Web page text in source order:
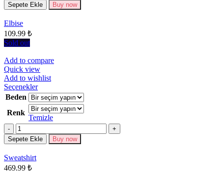
Seçenekler
Sepete Ekle Buy now
Elbise
109.99 ₺
Sold out
Add to compare
Quick view
Add to wishlist
SeçeneklerBu
ürünün
birden
fazla
varyasyonu
Seçenekler
Beden
Renk
Temizle
Miktar
Sepete Ekle Buy now
Sweatshirt
469.99 ₺